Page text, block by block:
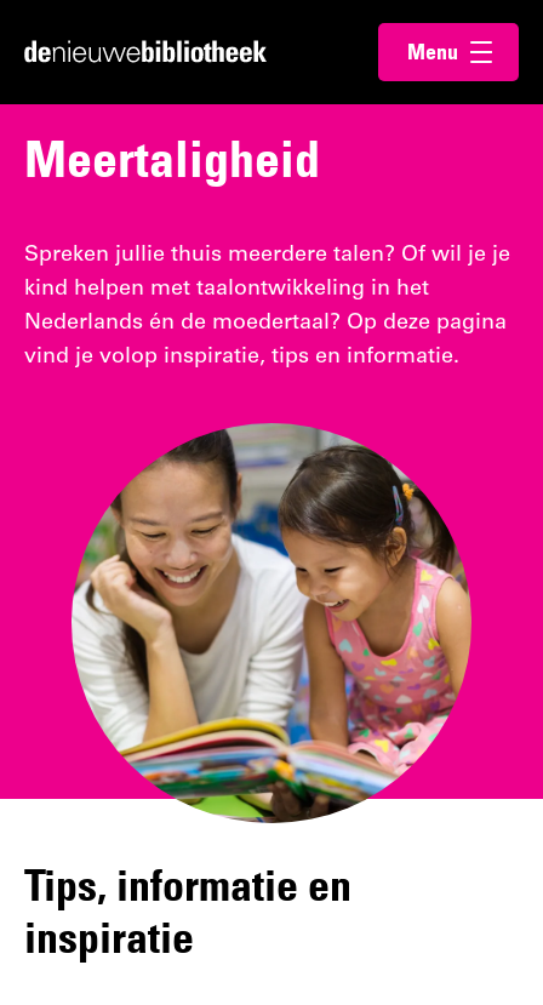
direct
content
direct
footer
Ga
homepagina
Menu
openen
Meertaligheid
Spreken jullie thuis meerdere talen? Of wil je je
kind helpen met taalontwikkeling in het
Nederlands én de moedertaal? Op deze pagina
vind je volop inspiratie, tips en informatie.
Tips, informatie en
inspiratie